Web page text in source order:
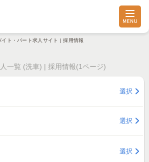
ト・パート求人サイト | 採用情報
一覧 (洗車) | 採用情報(1ページ)
選択
選択
選択